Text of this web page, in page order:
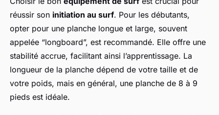
réussir son initiation au surf. Pour les débutants,
opter pour une planche longue et large, souvent
appelée “longboard”, est recommandé. Elle offre une
stabilité accrue, facilitant ainsi l’apprentissage. La
longueur de la planche dépend de votre taille et de
votre poids, mais en général, une planche de 8 à 9
pieds est idéale.